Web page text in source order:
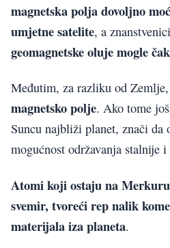
magnetska polja dovoljno
umjetne satelite, a
geomagnetske oluje mogle
Međutim, za razliku od Zemlje,
magnetsko polje. Ako tome
Suncu najbliži planet, znači da
mogućnost održavanja stalnije
Atomi koji ostaju na Merkuru
svemir, tvoreći rep nalik
materijala iza planeta.